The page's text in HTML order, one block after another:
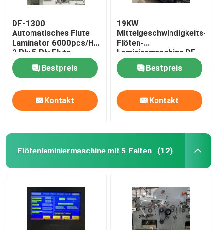
DF-1300
Automatisches Flute
Laminator 6000pcs/H
3 Ply 5 Ply Flute
Laminator
Bestpreis
Kontakt
19KW
Mittelgeschwindigkeits-
Flöten-
Laminiermaschine DF-
1650L
Bestpreis
Kontakt
Flötenlaminiermaschine mit 5 Falten (12)